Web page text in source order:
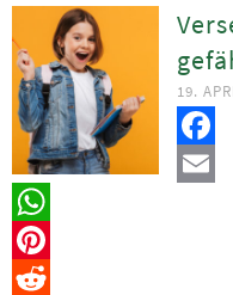
19.
Email
WhatsApp
Pinterest